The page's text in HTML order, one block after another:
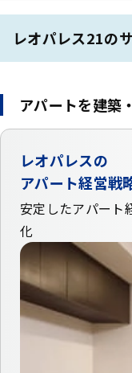
レオパレス21の
アパートを建築
レオパレスの
アパート経営戦
安定したアパート
化